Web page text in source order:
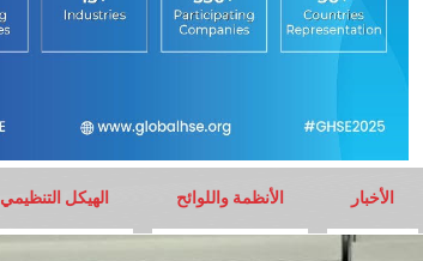
الأخبار الأنظمة واللوائح الهيكل التنظيمي